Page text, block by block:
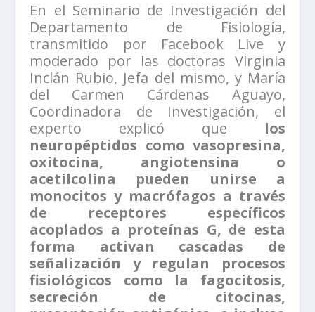
En el Seminario de Investigación del
Departamento de Fisiología,
transmitido por Facebook Live y
moderado por las doctoras Virginia
Inclán Rubio, Jefa del mismo, y María
del Carmen Cárdenas Aguayo,
Coordinadora de Investigación, el
experto explicó que los
neuropéptidos como vasopresina,
oxitocina, angiotensina o
acetilcolina pueden unirse a
monocitos y macrófagos a través
de receptores específicos
acoplados a proteínas G, de esta
forma activan cascadas de
señalización y regulan procesos
fisiológicos como la fagocitosis,
secreción de citocinas,